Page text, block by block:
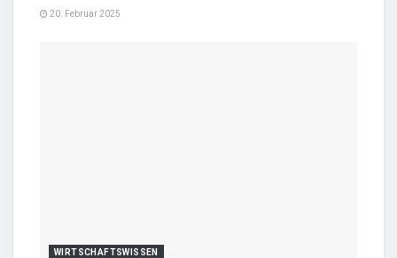
20. Februar 2025
WIRTSCHAFTSWISSEN